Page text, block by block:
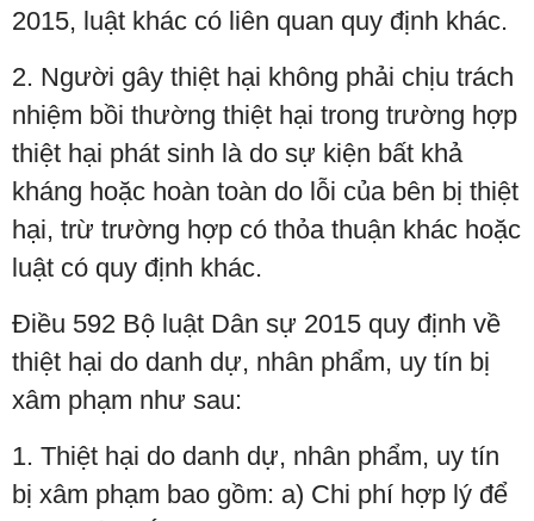
2015, luật khác có liên quan quy định khác.
2. Người gây thiệt hại không phải chịu trách
nhiệm bồi thường thiệt hại trong trường hợp
thiệt hại phát sinh là do sự kiện bất khả
kháng hoặc hoàn toàn do lỗi của bên bị thiệt
hại, trừ trường hợp có thỏa thuận khác hoặc
luật có quy định khác.
Điều 592 Bộ luật Dân sự 2015 quy định về
thiệt hại do danh dự, nhân phẩm, uy tín bị
xâm phạm như sau:
1. Thiệt hại do danh dự, nhân phẩm, uy tín
bị xâm phạm bao gồm: a) Chi phí hợp lý để